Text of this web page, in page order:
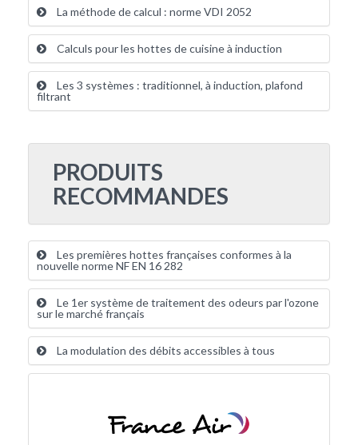
La méthode de calcul : norme VDI 2052
Calculs pour les hottes de cuisine à induction
Les 3 systèmes : traditionnel, à induction, plafond
filtrant
PRODUITS
RECOMMANDES
Les premières hottes françaises conformes à la
nouvelle norme NF EN 16 282
Le 1er système de traitement des odeurs par l'ozone
sur le marché français
La modulation des débits accessibles à tous